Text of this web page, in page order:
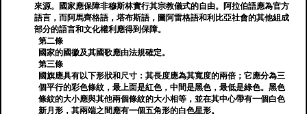
來源。國家應保障非穆斯林實行其宗教儀式的自由。阿拉伯語應為官方
語言，而阿馬齊格語，塔布斯語，圖阿雷格語和利比亞社會的其他組成
部分的語言和文化權利應得到保障。
第二條
國家的國徽及其國歌應由法規確定。
第三條
國旗應具有以下形狀和尺寸：其長度應為其寬度的兩倍；它應分為三
個平行的彩色條紋，最上面是紅色，中間是黑色，最低是綠色。黑色
條紋的大小應與其他兩個條紋的大小相等，並在其中心帶有一個白色
新月形，其兩端之間應有一個五角形的白色星形。